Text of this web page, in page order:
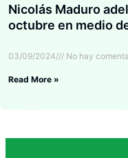
Nicolás Maduro
octubre en medio
03/09/2024 No hay
Read More »